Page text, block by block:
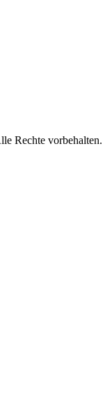
Rechte vorbehalten.